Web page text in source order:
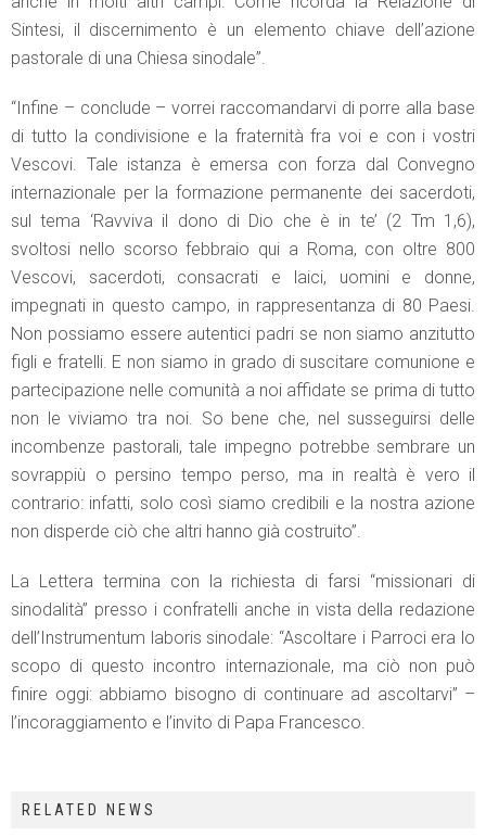
Sintesi, il discernimento è un elemento chiave dell’azione
pastorale di una Chiesa sinodale”.
“Infine – conclude – vorrei raccomandarvi di porre alla base
di tutto la condivisione e la fraternità fra voi e con i vostri
Vescovi. Tale istanza è emersa con forza dal Convegno
internazionale per la formazione permanente dei sacerdoti,
sul tema ‘Ravviva il dono di Dio che è in te’ (2 Tm 1,6),
svoltosi nello scorso febbraio qui a Roma, con oltre 800
Vescovi, sacerdoti, consacrati e laici, uomini e donne,
impegnati in questo campo, in rappresentanza di 80 Paesi.
Non possiamo essere autentici padri se non siamo anzitutto
figli e fratelli. E non siamo in grado di suscitare comunione e
partecipazione nelle comunità a noi affidate se prima di tutto
non le viviamo tra noi. So bene che, nel susseguirsi delle
incombenze pastorali, tale impegno potrebbe sembrare un
sovrappiù o persino tempo perso, ma in realtà è vero il
contrario: infatti, solo così siamo credibili e la nostra azione
non disperde ciò che altri hanno già costruito”.
La Lettera termina con la richiesta di farsi “missionari di
sinodalità” presso i confratelli anche in vista della redazione
dell’Instrumentum laboris sinodale: “Ascoltare i Parroci era lo
scopo di questo incontro internazionale, ma ciò non può
finire oggi: abbiamo bisogno di continuare ad ascoltarvi” –
l’incoraggiamento e l’invito di Papa Francesco.
RELATED NEWS